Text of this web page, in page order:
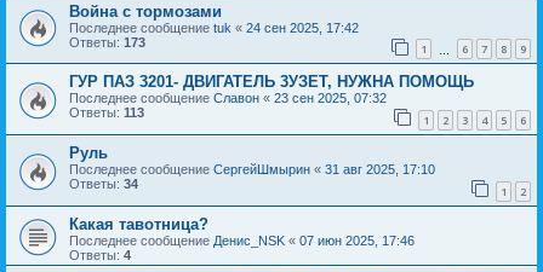
Война с тормозами
Последнее сообщение tuk « 24 сен 2025, 17:42
Ответы: 173 1 6 7 8 9
ГУР ПАЗ 3201- ДВИГАТЕЛЬ 3УЗЕТ, НУЖНА ПОМОЩЬ
Последнее сообщение Славон « 23 сен 2025, 07:32
Ответы: 113 1 2 3 4 5 6
Руль
Последнее сообщение СергейШмырин « 31 авг 2025, 17:10
Ответы: 34 1 2
Какая тавотница?
Последнее сообщение Денис_NSK « 07 июн 2025, 17:46
Ответы: 4